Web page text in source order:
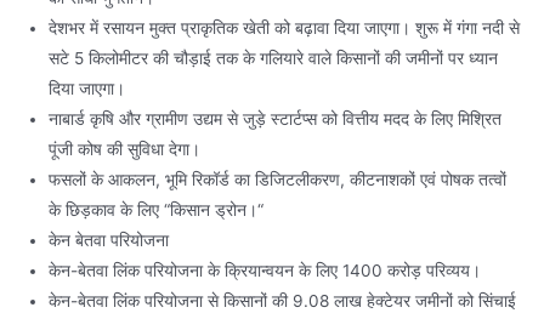
देशभर में रसायन मुक्त प्राकृतिक खेती को बढ़ावा दिया जाएगा। शुरू में गंगा नदी से
सटे 5 किलोमीटर की चौड़ाई तक के गलियारे वाले किसानों की जमीनों पर ध्यान
दिया जाएगा।
नाबार्ड कृषि और ग्रामीण उद्यम से जुड़े स्टार्टप्स को वित्तीय मदद के लिए मिश्रित
पूंजी कोष की सुविधा देगा।
फसलों के आकलन, भूमि रिकॉर्ड का डिजिटलीकरण, कीटनाशकों एवं पोषक तत्वों
के छिड़काव के लिए “किसान ड्रोन।“
केन बेतवा परियोजना
केन-बेतवा लिंक परियोजना के क्रियान्वयन के लिए 1400 करोड़ परिव्यय।
केन-बेतवा लिंक परियोजना से किसानों की 9.08 लाख हेक्टेयर जमीनों को सिंचाई